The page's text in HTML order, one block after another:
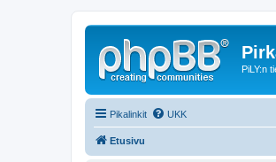
PiLY:n
Pikalinkit UKK
Etusivu